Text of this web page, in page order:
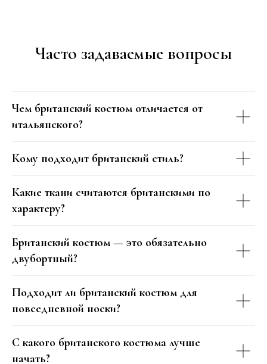
Часто задаваемые вопросы
Чем британский костюм отличается от
итальянского?
Кому подходит британский стиль?
Какие ткани считаются британскими по
характеру?
Британский костюм — это обязательно
двубортный?
Подходит ли британский костюм для
повседневной носки?
С какого британского костюма лучше
начать?